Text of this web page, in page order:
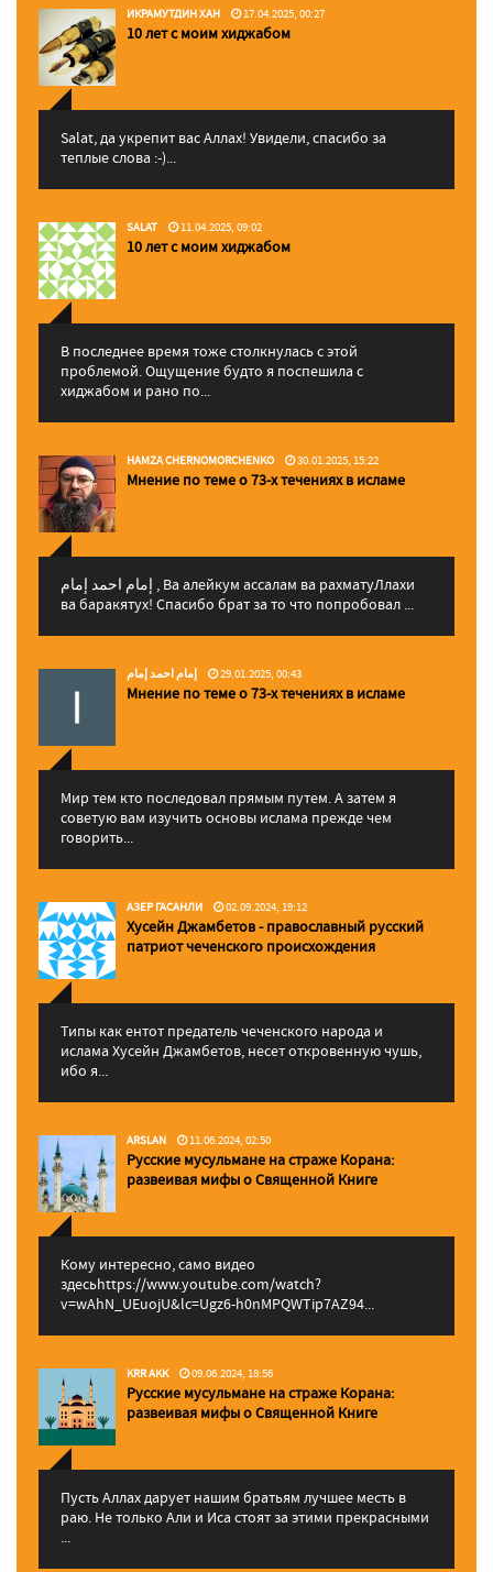
ИКРАМУТДИН ХАН 17.04.2025, 00:27
10 лет с моим хиджабом
Salat, да укрепит вас Аллаx! Увидели, спасибо за
теплые слова :-)...
SALAT 11.04.2025, 09:02
10 лет с моим хиджабом
В последнее время тоже столкнулась с этой
проблемой. Ощущение будто я поспешила с
хиджабом и рано по...
HAMZA CHERNOMORCHENKO 30.01.2025, 15:22
Мнение по теме о 73-х течениях в исламе
إمام احمد إمام , Ва алейкум ассалам ва рахматуЛлахи
ва баракятух! Спасибо брат за то что попробовал ...
إمام احمد إمام 29.01.2025, 00:43
Мнение по теме о 73-х течениях в исламе
Мир тем кто последовал прямым путем. А затем я
советую вам изучить основы ислама прежде чем
говорить...
АЗЕР ГАСАНЛИ 02.09.2024, 19:12
Хусейн Джамбетов - православный русский
патриот чеченского происхождения
Типы как ентот предатель чеченского народа и
ислама Хусейн Джамбетов, несет откровенную чушь,
ибо я...
ARSLAN 11.06.2024, 02:50
Русские мусульмане на страже Корана:
pазвеивая мифы о Священной Книге
Кому интересно, само видео
здесьhttps://www.youtube.com/watch?
v=wAhN_UEuojU&lc=Ugz6-h0nMPQWTip7AZ94...
KRR AKK 09.06.2024, 18:56
Русские мусульмане на страже Корана:
pазвеивая мифы о Священной Книге
Пусть Аллах дарует нашим братьям лучшее месть в
раю. Не только Али и Иса стоят за этими прекрасными
...